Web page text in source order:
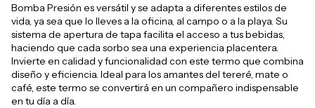
Bomba Presión es versátil y se adapta a diferentes estilos de
vida, ya sea que lo lleves a la oficina, al campo o a la playa. Su
sistema de apertura de tapa facilita el acceso a tus bebidas,
haciendo que cada sorbo sea una experiencia placentera.
Invierte en calidad y funcionalidad con este termo que combina
diseño y eficiencia. Ideal para los amantes del tereré, mate o
café, este termo se convertirá en un compañero indispensable
en tu día a día.